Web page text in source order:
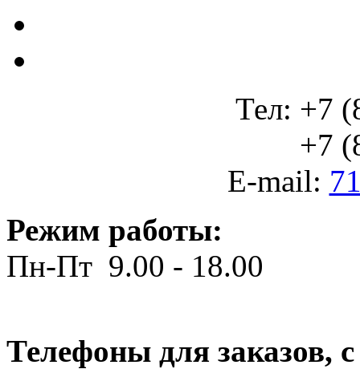
Тел: +7
+7
E-mail:
Режим работы:
Пн-Пт 9.00 - 18.00
Телефоны для заказов,